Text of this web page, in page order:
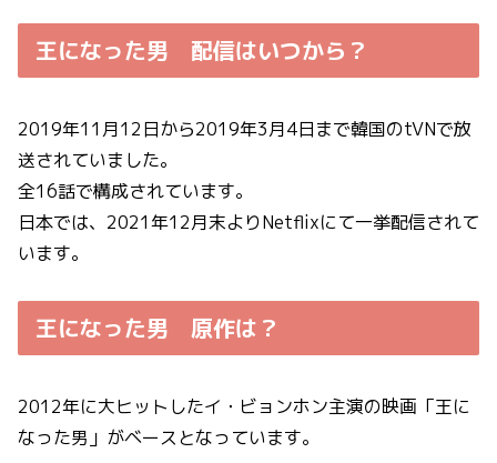
王になった男 配信はいつから？
2019年11月12日から2019年3月4日まで韓国のtVNで放
送されていました。
全16話で構成されています。
日本では、2021年12月末よりNetflixにて一挙配信されて
います。
王になった男 原作は？
2012年に大ヒットしたイ・ビョンホン主演の映画「王に
なった男」がベースとなっています。